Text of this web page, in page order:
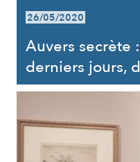
26/05/2020
Auvers secrète
derniers jours,